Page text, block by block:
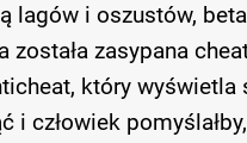
lagów i oszustów,
została zasypana
który wyświetla
i człowiek